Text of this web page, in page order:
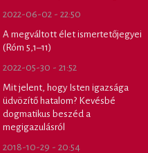
2022-06-02 - 22:50
A megváltott élet ismertetőjegyei
(Róm 5,1–11)
2022-05-30 - 21:52
Mit jelent, hogy Isten igazsága
üdvözítő hatalom? Kevésbé
dogmatikus beszéd a
megigazulásról
2018-10-29 - 20:54